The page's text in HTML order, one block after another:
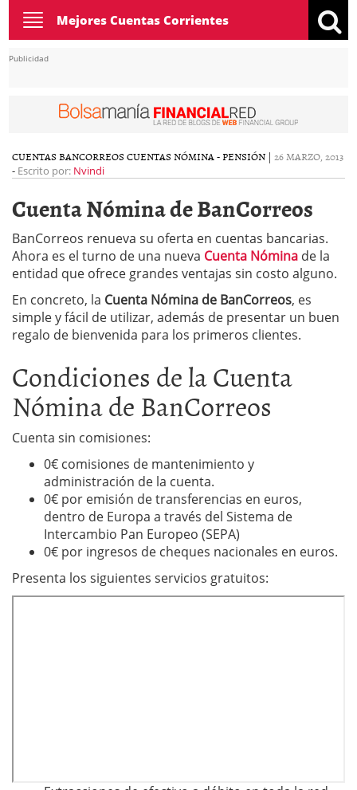
Toggle
navigation
Mejores Cuentas Corrientes
Publicidad
CUENTAS BANCORREOS CUENTAS NÓMINA - PENSIÓN | 26 MARZO, 2013
- Escrito por: Nvindi
Cuenta Nómina de BanCorreos
BanCorreos renueva su oferta en cuentas bancarias.
Ahora es el turno de una nueva Cuenta Nómina de la
entidad que ofrece grandes ventajas sin costo alguno.
En concreto, la Cuenta Nómina de BanCorreos, es
simple y fácil de utilizar, además de presentar un buen
regalo de bienvenida para los primeros clientes.
Condiciones de la Cuenta
Nómina de BanCorreos
Cuenta sin comisiones:
0€ comisiones de mantenimiento y
administración de la cuenta.
0€ por emisión de transferencias en euros,
dentro de Europa a través del Sistema de
Intercambio Pan Europeo (SEPA)
0€ por ingresos de cheques nacionales en euros.
Presenta los siguientes servicios gratuitos: